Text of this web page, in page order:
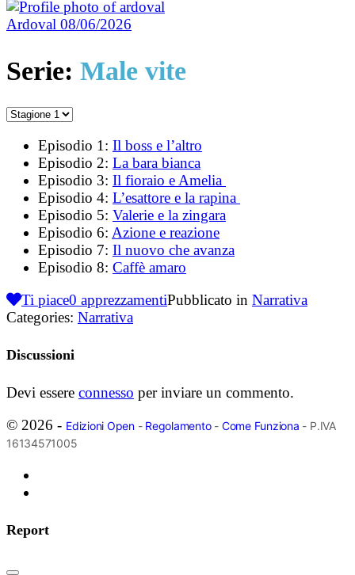
Ardoval 08/06/2026
Serie: Male vite
Episodio 1: Il boss e l’altro
Episodio 2: La bara bianca
Episodio 3: Il fioraio e Amelia
Episodio 4: L’esattore e la rapina
Episodio 5: Valerie e la zingara
Episodio 6: Azione e reazione
Episodio 7: Il nuovo che avanza
Episodio 8: Caffè amaro
Ti piace0 apprezzamentiPubblicato in Narrativa
Categories: Narrativa
Discussioni
Devi essere connesso per inviare un commento.
© 2026 - Edizioni Open- Regolamento- Come Funziona - P.IVA
16134571005
Report